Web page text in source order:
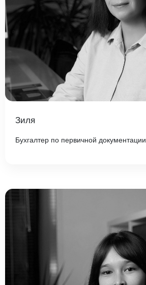
Зиля
Бухгалтер по первичной документации